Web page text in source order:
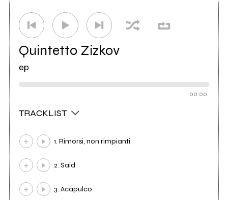
Quintetto Zizkov
ep
00:00
TRACKLIST
1. Rimorsi, non rimpianti
2. Said
3. Acapulco